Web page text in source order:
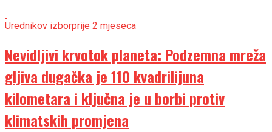
Urednikov izborprije 2 mjeseca
Nevidljivi krvotok planeta: Podzemna mreža
gljiva dugačka je 110 kvadrilijuna
kilometara i ključna je u borbi protiv
klimatskih promjena